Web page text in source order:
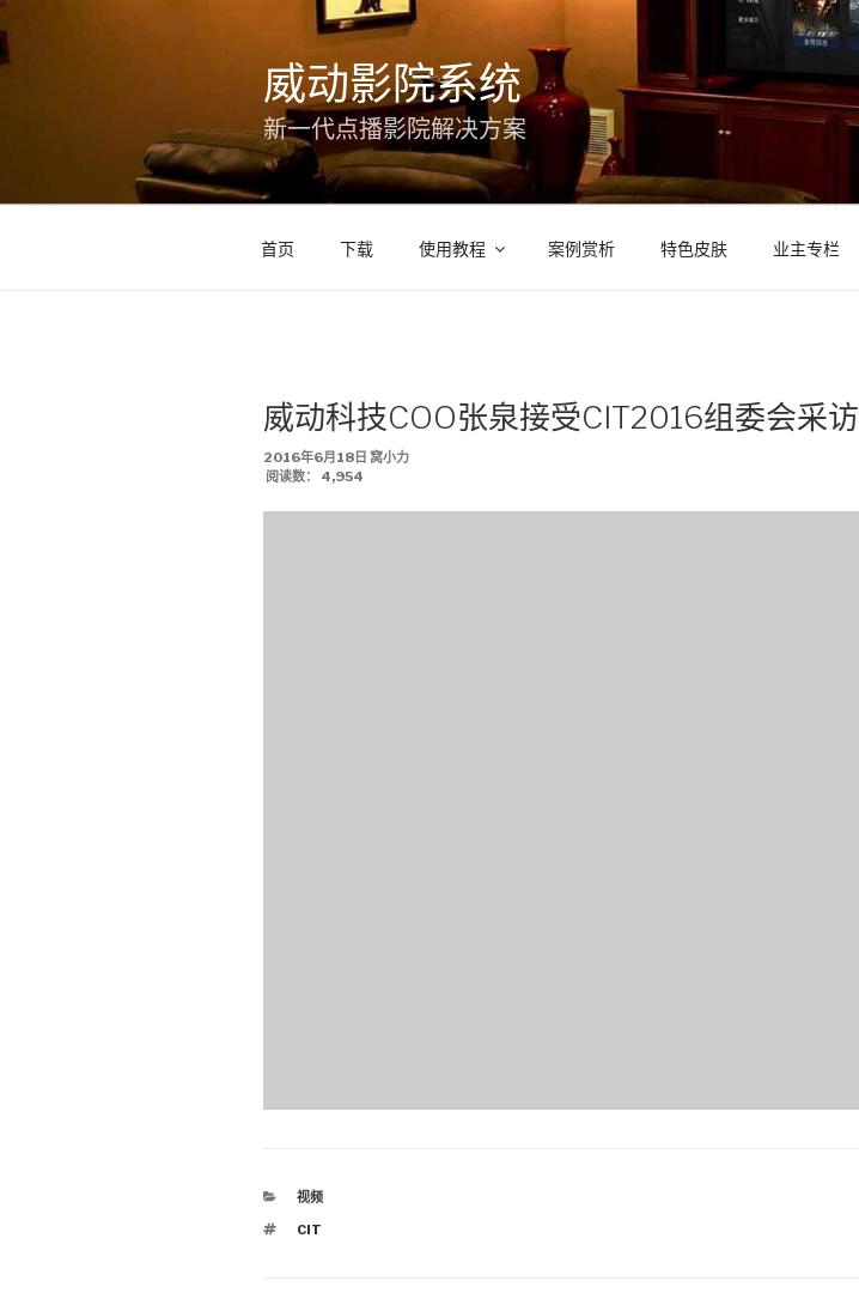
跳
至
内
威动影院系统
新一代点播影院解决方案
首页 下载 使用教程 案例赏析 特色皮肤 业主专栏
威动科技COO张泉接受CIT2016组委会采访
发
布
2016年6月18日 窝小力
阅读数： 4,954
分
视频
标
CIT